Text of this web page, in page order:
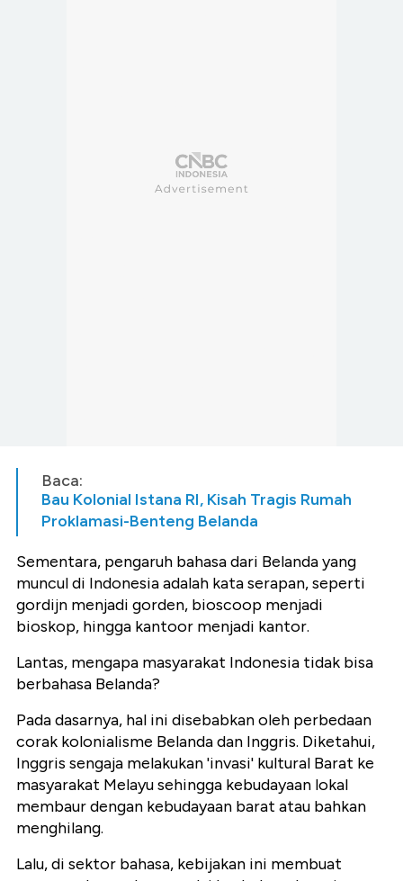
Baca:
Bau Kolonial Istana RI, Kisah Tragis Rumah
Proklamasi-Benteng Belanda
Sementara, pengaruh bahasa dari Belanda yang
muncul di Indonesia adalah kata serapan, seperti
gordijn menjadi gorden, bioscoop menjadi
bioskop, hingga kantoor menjadi kantor.
Lantas, mengapa masyarakat Indonesia tidak bisa
berbahasa Belanda?
Pada dasarnya, hal ini disebabkan oleh perbedaan
corak kolonialisme Belanda dan Inggris. Diketahui,
Inggris sengaja melakukan 'invasi' kultural Barat ke
masyarakat Melayu sehingga kebudayaan lokal
membaur dengan kebudayaan barat atau bahkan
menghilang.
Lalu, di sektor bahasa, kebijakan ini membuat